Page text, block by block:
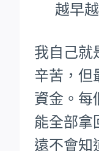
越早
我自己就
辛苦，但
資金。每
能全部拿
遠不會知